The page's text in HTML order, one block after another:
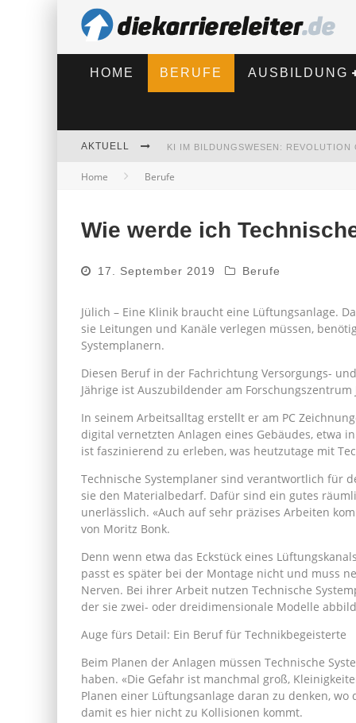
HOME BERUFE AUSBILDUNG
AKTUELL
BEWERBEN 2026: WAS SICH
Home Berufe
Wie werde ich
17. September 2019 Berufe
Jülich – Eine Klinik braucht eine Lüftungsanlage.
sie Leitungen und Kanäle verlegen müssen,
Systemplanern.
Diesen Beruf in der Fachrichtung Versorgungs-
Jährige ist Auszubildender am Forschungszentrum
In seinem Arbeitsalltag erstellt er am PC
digital vernetzten Anlagen eines Gebäudes, etwa
ist faszinierend zu erleben, was heutzutage mit
Technische Systemplaner sind verantwortlich für
sie den Materialbedarf. Dafür sind ein gutes
unerlässlich. «Auch auf sehr präzises Arbeiten
von Moritz Bonk.
Denn wenn etwa das Eckstück eines
passt es später bei der Montage nicht und muss
Nerven. Bei ihrer Arbeit nutzen Technische
der sie zwei- oder dreidimensionale Modelle
Auge fürs Detail: Ein Beruf für Technikbegeisterte
Beim Planen der Anlagen müssen Technische
haben. «Die Gefahr ist manchmal groß,
Planen einer Lüftungsanlage daran zu denken,
damit es hier nicht zu Kollisionen kommt.